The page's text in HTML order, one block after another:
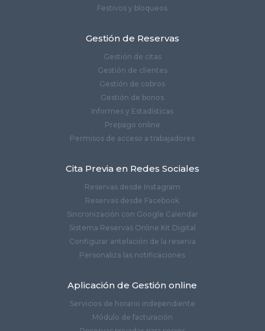
Festivos y bloqueos
Gestión de Reservas
Gestión de citas
Gestión de clientes
Gestión de cobros
Gestión de bonos
Informes y Estadísticas
Prepago online
Permisos de acceso a trabajadores
Cita Previa en Redes Sociales
Reservas desde Instagram
Reservas desde Facebook
Sincronización con Google Calendar
Sistema Reservas Online Kit Digital
Configurar antelación de la reserva
Personaliza las notificaciones
Aplicación de Gestión online
Servicios de horario independiente
Módulo de facturación